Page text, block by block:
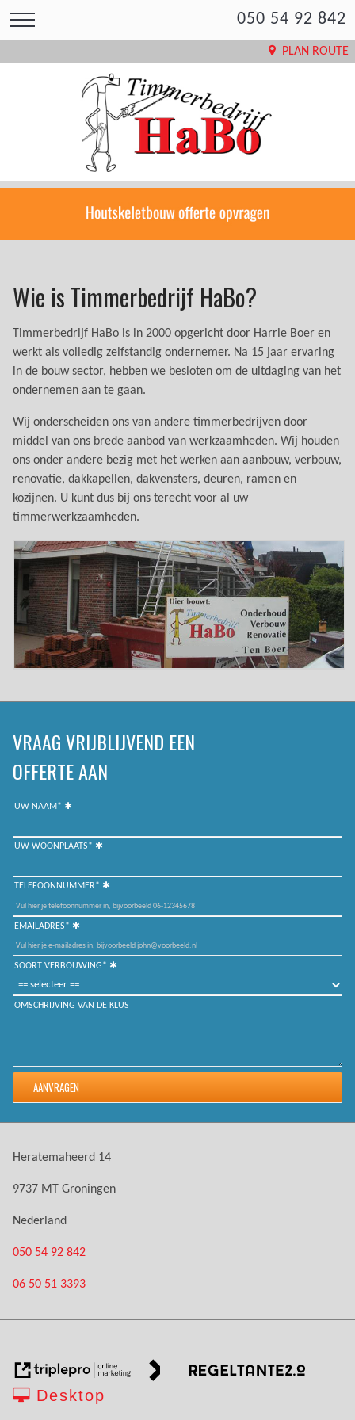
050 54 92 842
PLAN ROUTE
Wie is Timmerbedrijf HaBo?
Timmerbedrijf HaBo is in 2000 opgericht door Harrie Boer en
werkt als volledig zelfstandig ondernemer. Na 15 jaar ervaring
in de bouw sector, hebben we besloten om de uitdaging van het
ondernemen aan te gaan.
Wij onderscheiden ons van andere timmerbedrijven door
middel van ons brede aanbod van werkzaamheden. Wij houden
ons onder andere bezig met het werken aan aanbouw, verbouw,
renovatie, dakkapellen, dakvensters, deuren, ramen en
kozijnen. U kunt dus bij ons terecht voor al uw
timmerwerkzaamheden.
VRAAG VRIJBLIJVEND EEN
OFFERTE AAN
UW NAAM*
UW WOONPLAATS*
TELEFOONNUMMER*
EMAILADRES*
SOORT VERBOUWING*
OMSCHRIJVING VAN DE KLUS
Heratemaheerd 14
9737 MT Groningen
Nederland
050 54 92 842
06 50 51 3393
Desktop